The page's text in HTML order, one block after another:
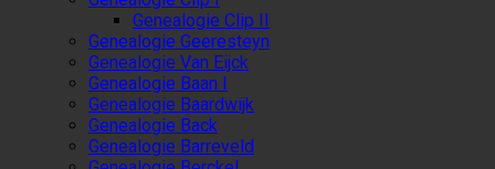
Genealogie Clip II
Genealogie Geeresteyn
Genealogie Van Eijck
Genealogie Baan I
Genealogie Baardwijk
Genealogie Back
Genealogie Barreveld